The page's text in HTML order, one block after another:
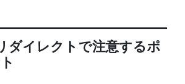
ダイレクトで注意するポ